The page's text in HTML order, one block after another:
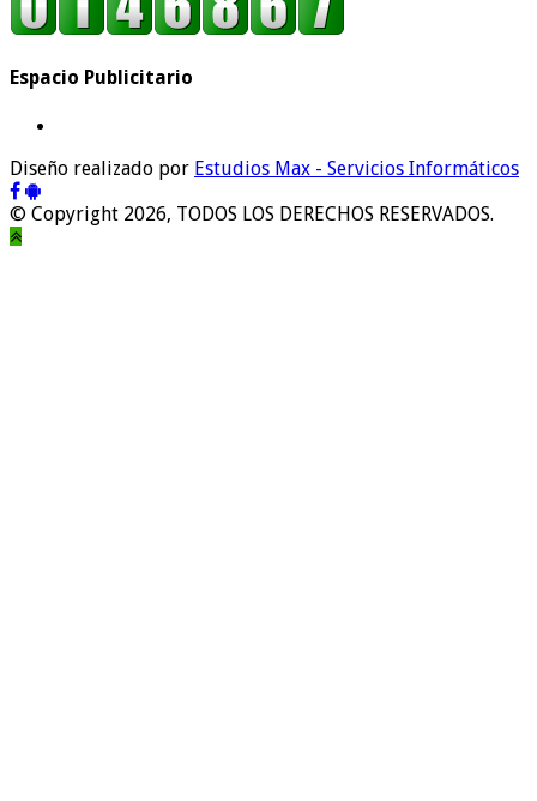
Espacio Publicitario
Diseño realizado por Estudios Max - Servicios Informáticos
© Copyright 2026, TODOS LOS DERECHOS RESERVADOS.